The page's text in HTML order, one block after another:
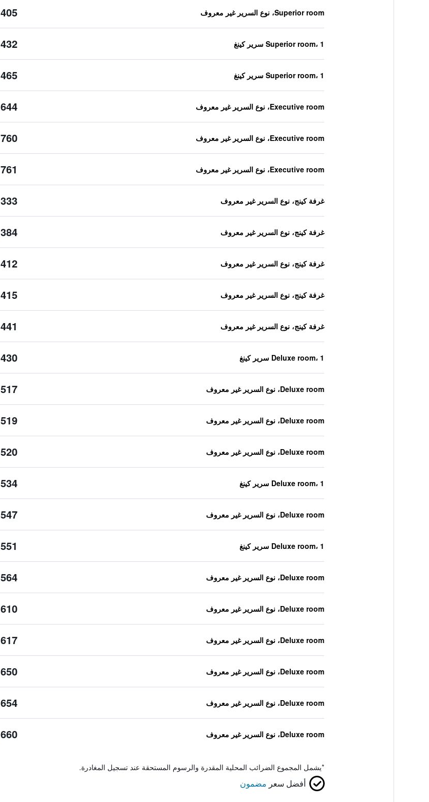
Superior room، نوع السرير غير معروف 405 ﷼
Superior room، 1 سرير كينغ 432 ﷼
Superior room، 1 سرير كينغ 465 ﷼
Executive room، نوع السرير غير معروف 644 ﷼
Executive room، نوع السرير غير معروف 760 ﷼
Executive room، نوع السرير غير معروف 761 ﷼
غرفة كينج، نوع السرير غير معروف 333 ﷼
غرفة كينج، نوع السرير غير معروف 384 ﷼
غرفة كينج، نوع السرير غير معروف 412 ﷼
غرفة كينج، نوع السرير غير معروف 415 ﷼
غرفة كينج، نوع السرير غير معروف 441 ﷼
Deluxe room، 1 سرير كينغ 430 ﷼
Deluxe room، نوع السرير غير معروف 517 ﷼
Deluxe room، نوع السرير غير معروف 519 ﷼
Deluxe room، نوع السرير غير معروف 520 ﷼
Deluxe room، 1 سرير كينغ 534 ﷼
Deluxe room، نوع السرير غير معروف 547 ﷼
Deluxe room، 1 سرير كينغ 551 ﷼
Deluxe room، نوع السرير غير معروف 564 ﷼
Deluxe room، نوع السرير غير معروف 610 ﷼
Deluxe room، نوع السرير غير معروف 617 ﷼
Deluxe room، نوع السرير غير معروف 650 ﷼
Deluxe room، نوع السرير غير معروف 654 ﷼
Deluxe room، نوع السرير غير معروف 660 ﷼
*يشمل المجموع الضرائب المحلية المقدرة والرسوم المستحقة عند تسجيل المغادرة.
أفضل سعر مضمون